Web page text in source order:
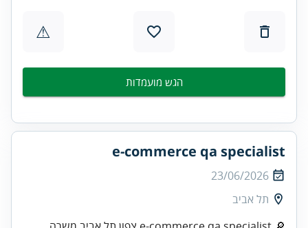
⚠
הגש מועמדות
e-commerce qa specialist
23/06/2026
תל אביב